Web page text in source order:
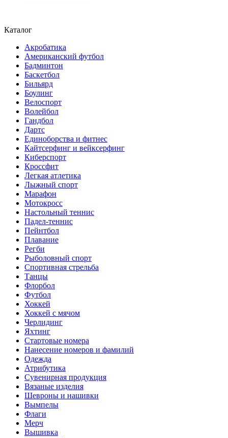
Каталог
Акробатика
Американский футбол
Бадминтон
Баскетбол
Бильярд
Боулинг
Велоспорт
Волейбол
Гандбол
Дартс
Единоборства и фитнес
Кайтсерфинг и вейксерфинг
Киберспорт
Кроссфит
Легкая атлетика
Лыжный спорт
Марафон
Мотокросс
Настольный теннис
Падел-теннис
Пейнтбол
Плавание
Регби
Рыболовный спорт
Спортивная стрельба
Танцы
Флорбол
Футбол
Хоккей
Хоккей с мячом
Черлидинг
Яхтинг
Стартовые номера
Нанесение номеров и фамилий
Одежда
Атрибутика
Сувенирная продукция
Вязаные изделия
Шевроны и нашивки
Вымпелы
Флаги
Мерч
Вышивка